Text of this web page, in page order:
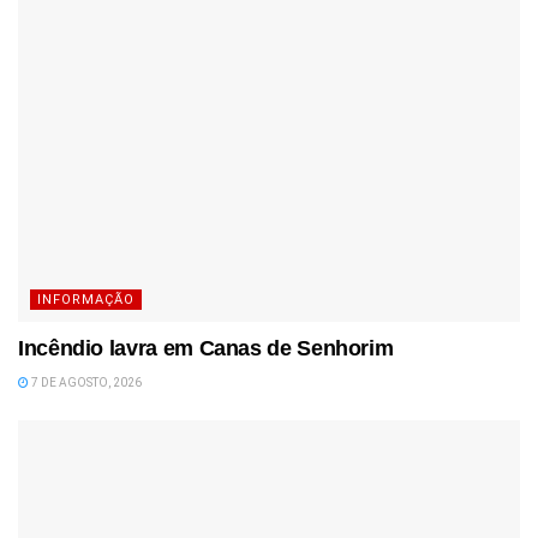
INFORMAÇÃO
Incêndio lavra em Canas de Senhorim
7 DE AGOSTO, 2026